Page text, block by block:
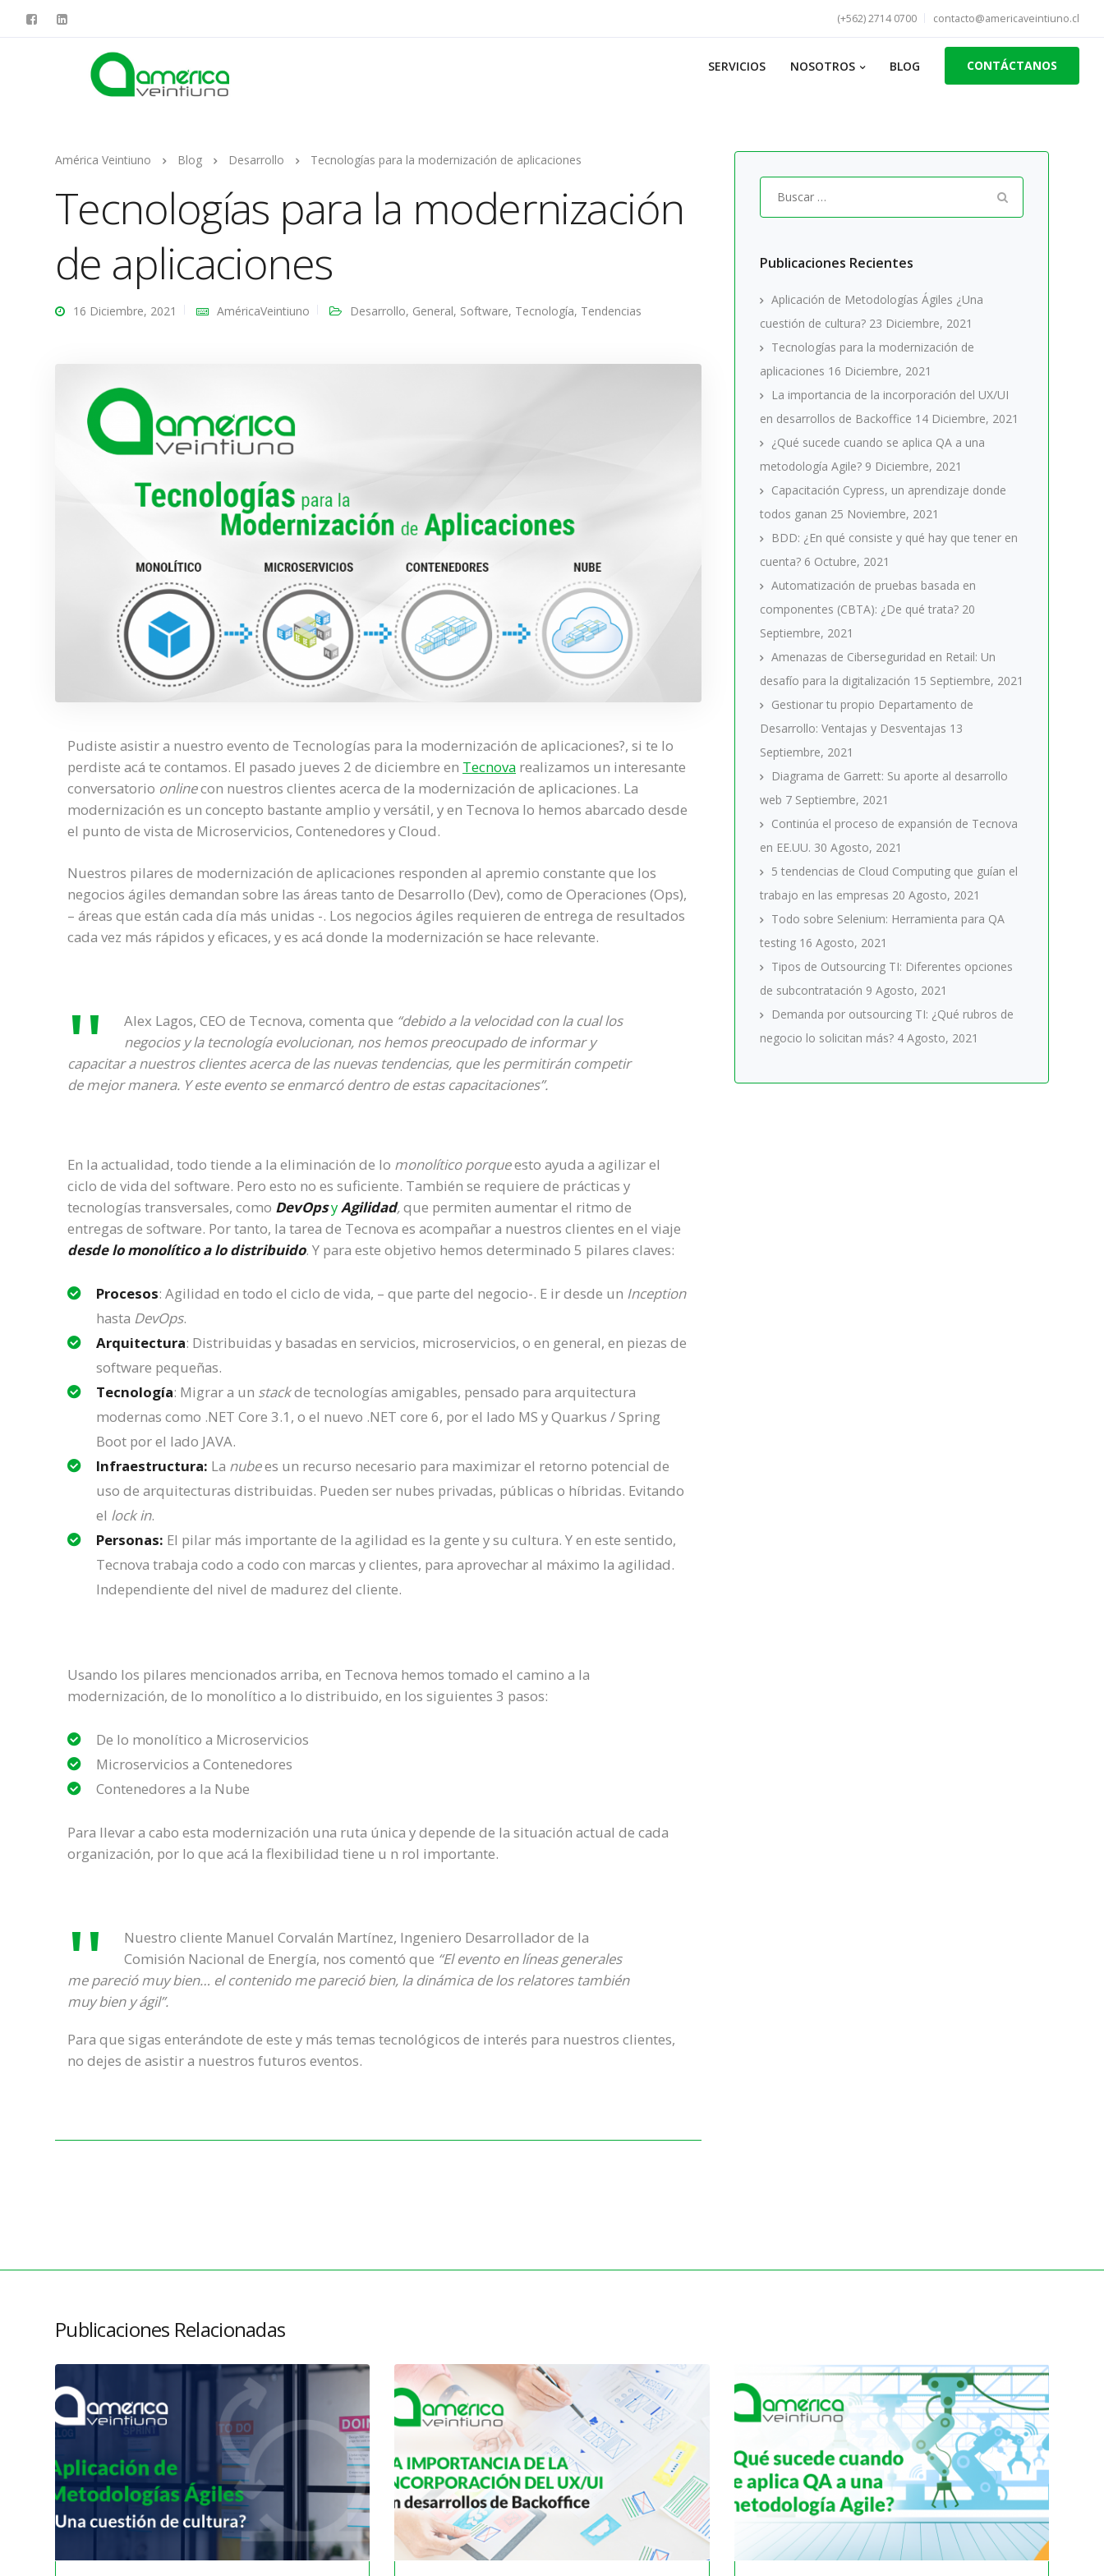
(+562) 2714 0700 contacto@americaveintiuno.cl
SERVICIOS NOSOTROS BLOG CONTÁCTANOS
América Veintiuno Blog Desarrollo Tecnologías para la modernización de aplicaciones
Tecnologías para la modernización
de aplicaciones
16 Diciembre, 2021 AméricaVeintiuno Desarrollo, General, Software, Tecnología, Tendencias
Pudiste asistir a nuestro evento de Tecnologías para la modernización de aplicaciones?, si te lo
perdiste acá te contamos. El pasado jueves 2 de diciembre en Tecnova realizamos un interesante
conversatorio onlinecon nuestros clientes acerca de la modernización de aplicaciones. La
modernización es un concepto bastante amplio y versátil, y en Tecnova lo hemos abarcado desde
el punto de vista de Microservicios, Contenedores y Cloud.
Nuestros pilares de modernización de aplicaciones responden al apremio constante que los
negocios ágiles demandan sobre las áreas tanto de Desarrollo (Dev), como de Operaciones (Ops),
– áreas que están cada día más unidas -. Los negocios ágiles requieren de entrega de resultados
cada vez más rápidos y eficaces, y es acá donde la modernización se hace relevante.
Alex Lagos, CEO de Tecnova, comenta que “debido a la velocidad con la cual los
negocios y la tecnología evolucionan, nos hemos preocupado de informar y
capacitar a nuestros clientes acerca de las nuevas tendencias, que les permitirán competir
de mejor manera. Y este evento se enmarcó dentro de estas capacitaciones”.
En la actualidad, todo tiende a la eliminación de lo monolítico porqueesto ayuda a agilizar el
ciclo de vida del software. Pero esto no es suficiente. También se requiere de prácticas y
tecnologías transversales, como DevOpsyAgilidad,que permiten aumentar el ritmo de
entregas de software. Por tanto, la tarea de Tecnova es acompañar a nuestros clientes en el viaje
desde lo monolítico a lo distribuido. Y para este objetivo hemos determinado 5 pilares claves:
Procesos: Agilidad en todo el ciclo de vida, – que parte del negocio-. E ir desde un Inception
hasta DevOps.
Arquitectura: Distribuidas y basadas en servicios, microservicios, o en general, en piezas de
software pequeñas.
Tecnología: Migrar a un stackde tecnologías amigables, pensado para arquitectura
modernas como .NET Core 3.1, o el nuevo .NET core 6, por el lado MS y Quarkus / Spring
Boot por el lado JAVA.
Infraestructura: La nubees un recurso necesario para maximizar el retorno potencial de
uso de arquitecturas distribuidas. Pueden ser nubes privadas, públicas o híbridas. Evitando
el lock in.
Personas: El pilar más importante de la agilidad es la gente y su cultura. Y en este sentido,
Tecnova trabaja codo a codo con marcas y clientes, para aprovechar al máximo la agilidad.
Independiente del nivel de madurez del cliente.
Usando los pilares mencionados arriba, en Tecnova hemos tomado el camino a la
modernización, de lo monolítico a lo distribuido, en los siguientes 3 pasos:
De lo monolítico a Microservicios
Microservicios a Contenedores
Contenedores a la Nube
Para llevar a cabo esta modernización una ruta única y depende de la situación actual de cada
organización, por lo que acá la flexibilidad tiene u n rol importante.
Nuestro cliente Manuel Corvalán Martínez, Ingeniero Desarrollador de la
Comisión Nacional de Energía, nos comentó que “El evento en líneas generales
me pareció muy bien… el contenido me pareció bien, la dinámica de los relatores también
muy bien y ágil”.
Para que sigas enterándote de este y más temas tecnológicos de interés para nuestros clientes,
no dejes de asistir a nuestros futuros eventos.
por:
Publicaciones Recientes
Aplicación de Metodologías Ágiles ¿Una
cuestión de cultura? 23 Diciembre, 2021
Tecnologías para la modernización de
aplicaciones 16 Diciembre, 2021
La importancia de la incorporación del UX/UI
en desarrollos de Backoffice 14 Diciembre, 2021
¿Qué sucede cuando se aplica QA a una
metodología Agile? 9 Diciembre, 2021
Capacitación Cypress, un aprendizaje donde
todos ganan 25 Noviembre, 2021
BDD: ¿En qué consiste y qué hay que tener en
cuenta? 6 Octubre, 2021
Automatización de pruebas basada en
componentes (CBTA): ¿De qué trata? 20
Septiembre, 2021
Amenazas de Ciberseguridad en Retail: Un
desafío para la digitalización 15 Septiembre, 2021
Gestionar tu propio Departamento de
Desarrollo: Ventajas y Desventajas 13
Septiembre, 2021
Diagrama de Garrett: Su aporte al desarrollo
web 7 Septiembre, 2021
Continúa el proceso de expansión de Tecnova
en EE.UU. 30 Agosto, 2021
5 tendencias de Cloud Computing que guían el
trabajo en las empresas 20 Agosto, 2021
Todo sobre Selenium: Herramienta para QA
testing 16 Agosto, 2021
Tipos de Outsourcing TI: Diferentes opciones
de subcontratación 9 Agosto, 2021
Demanda por outsourcing TI: ¿Qué rubros de
negocio lo solicitan más? 4 Agosto, 2021
Publicaciones Relacionadas